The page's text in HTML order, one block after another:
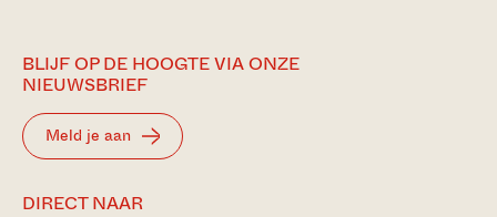
BLIJF OP DE HOOGTE VIA ONZE
NIEUWSBRIEF
Meld je aan
DIRECT NAAR